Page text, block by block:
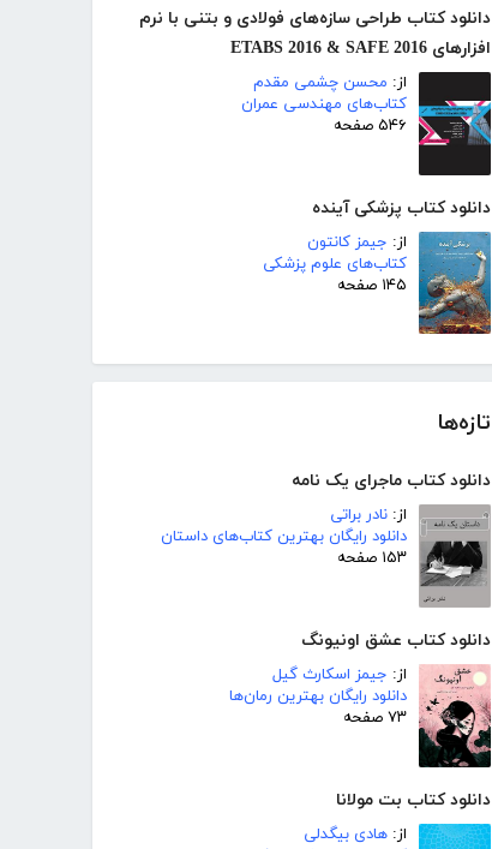
دانلود کتاب طراحی سازه‌های فولادی و بتنی با نرم
افزارهای ETABS 2016 & SAFE 2016
از: محسن چشمی مقدم
کتاب‌های مهندسی عمران
۵۴۶ صفحه
دانلود کتاب پزشکی آینده
از: جیمز کانتون
کتاب‌های علوم پزشکی
۱۴۵ صفحه
تازه‌ها
دانلود کتاب ماجرای یک نامه
از: نادر براتی
دانلود رایگان بهترین کتاب‌های داستان
۱۵۳ صفحه
دانلود کتاب عشق اونیونگ
از: جیمز اسکارث گیل
دانلود رایگان بهترین رمان‌ها
۷۳ صفحه
دانلود کتاب بت مولانا
از: هادی بیگدلی